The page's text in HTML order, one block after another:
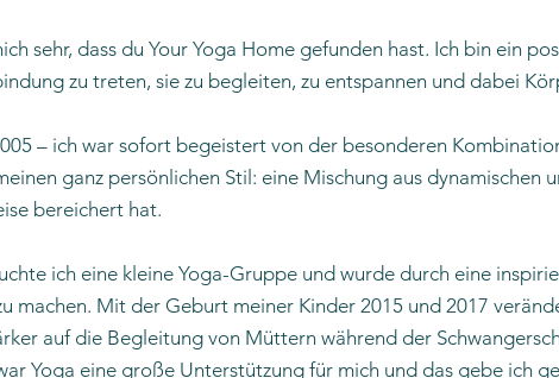
sehr, dass du Your Yoga Home gefunden hast. Ich bin ein
zu treten, sie zu begleiten, zu entspannen und dabei
– ich war sofort begeistert von der besonderen
ganz persönlichen Stil: eine Mischung aus dynamischen
bereichert hat.
ich eine kleine Yoga-Gruppe und wurde durch eine
machen. Mit der Geburt meiner Kinder 2015 und 2017
auf die Begleitung von Müttern während der
Yoga eine große Unterstützung für mich und das gebe ich